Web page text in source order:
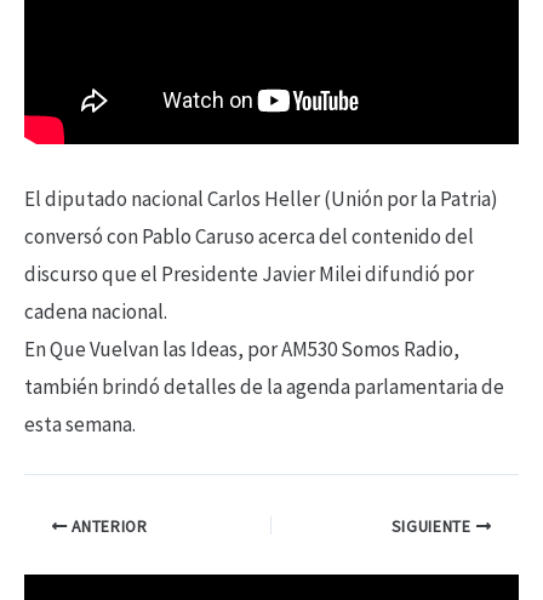
El diputado nacional Carlos Heller (Unión por la Patria)
conversó con Pablo Caruso acerca del contenido del
discurso que el Presidente Javier Milei difundió por
cadena nacional.
En Que Vuelvan las Ideas, por AM530 Somos Radio,
también brindó detalles de la agenda parlamentaria de
esta semana.
ANTERIOR SIGUIENTE